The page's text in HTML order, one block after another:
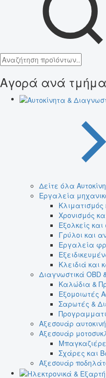
Αγορά ανά τμήμα
Δείτε όλα
Εργαλεία
Κλιματισμός
Χρονισμός
Εξολκείς
Γρύλοι και
Εργαλεία
Κλειδιά και
Διαγνωστικά OBD
Καλώδια &
Εξομοιωτές
Σαρωτές &
Αξεσουάρ
Αξεσουάρ
Σχάρες και
Αξεσουάρ